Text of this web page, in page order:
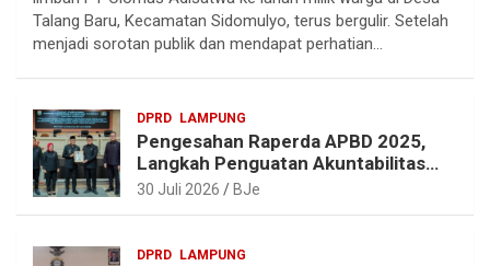
e
g
m
e
b
k
t
e
s
t
t
s
p
Talang Baru, Kecamatan Sidomulyo, terus bergulir. Setelah
menjadi sorotan publik dan mendapat perhatian…
DPRD LAMPUNG
Pengesahan Raperda APBD 2025,
Langkah Penguatan Akuntabilitas
dan Pembangunan Lampung
30 Juli 2026 BJe
DPRD LAMPUNG